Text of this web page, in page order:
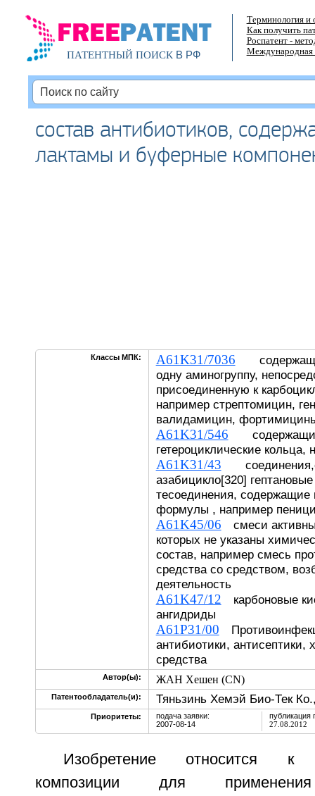
ПАТЕНТНЫЙ ПОИСКВ РФ
Терминология и
Как получить
Роспатент -
Международная
состав антибиотиков,
лактамы и буферные
Классы МПК: A61K31/7036
одну аминогруппу,
присоединенную к
например стрептомицин,
валидамицин,
A61K31/546 содержащие
гетероциклические
A61K31/43
азабицикло[320]
тесоединения, содержащие
формулы , например
A61K45/06 смеси
которых не указаны
состав, например смесь
средства со средством,
деятельность
A61K47/12 карбоновые
ангидриды
A61P31/00
антибиотики, антисептики,
средства
Автор(ы): ЖАН Хешен (CN)
Патентообладатель(и): Тяньзинь Хемэй Био-Тек
Приоритеты:
подача заявки:
2007-08-14
публикация
27.08.2012
Изобретение относится к
композиции для